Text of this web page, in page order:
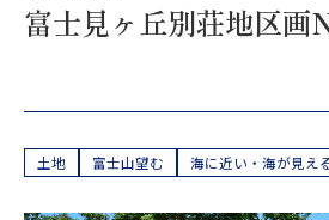
富士見ヶ丘別荘地区画
土地 富士山望む 海に近い・海が見え